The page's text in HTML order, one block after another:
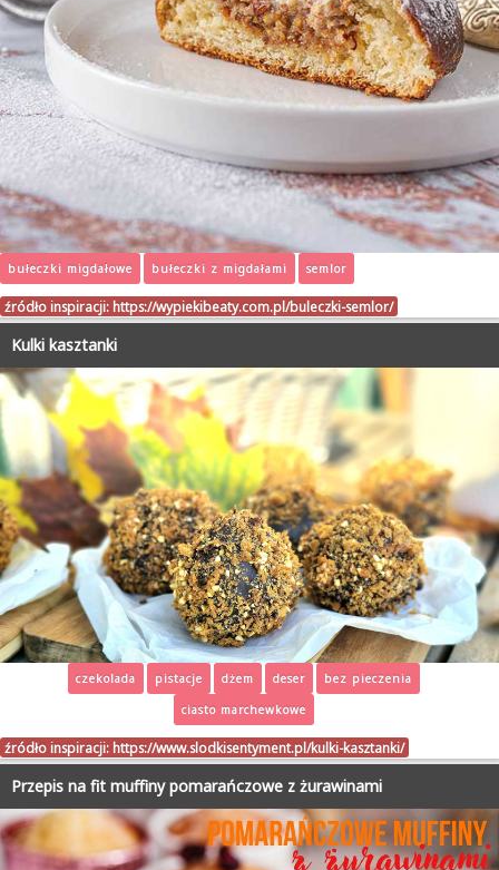
bułeczki migdałowe bułeczki z migdałami semlor
źródło inspiracji: https://wypiekibeaty.com.pl/buleczki-semlor/
Kulki kasztanki
czekolada pistacje dżem deser
bez pieczenia
ciasto marchewkowe
źródło inspiracji: https://www.slodkisentyment.pl/kulki-kasztanki/
Przepis na fit muffiny pomarańczowe z żurawinami